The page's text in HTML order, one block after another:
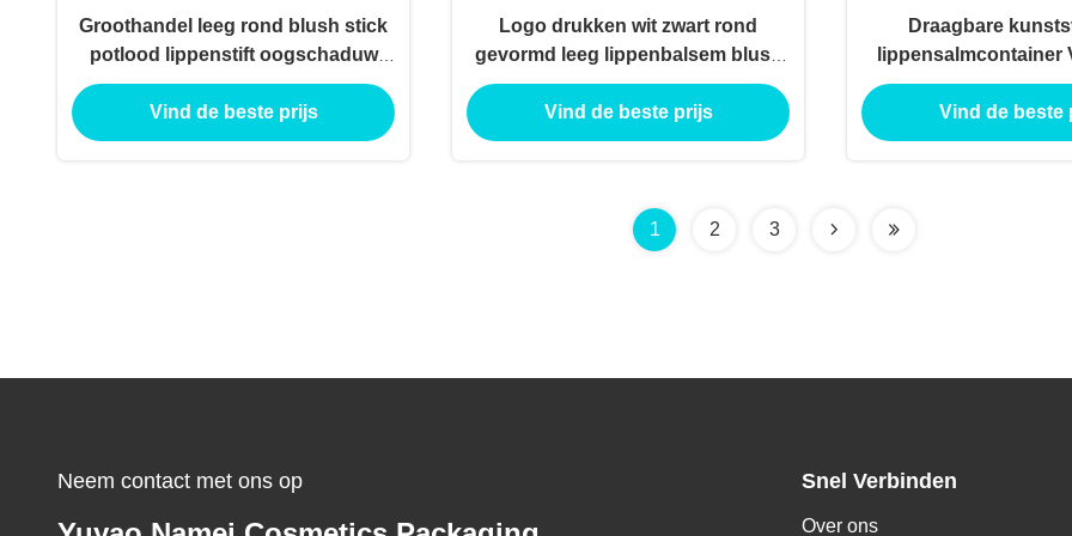
Groothandel leeg rond blush stick
potlood lippenstift oogschaduw
contour concealer buis verpakking
Vind de beste prijs
Logo drukken wit zwart rond
gevormd leeg lippenbalsem blush
container fundering concealer stick
tube
Vind de beste prijs
Draagbare
lippensalmcontainer
Lipstick Highlight
Tube Lipstick
Vind de beste
1 2 3
Neem contact met ons op Snel Verbinden
Over ons